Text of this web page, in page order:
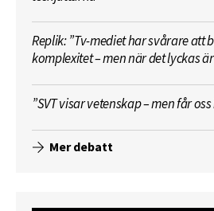
Replik: ”Tv-mediet har svårare att
komplexitet – men när det lyckas
”SVT visar vetenskap – men får
Mer debatt